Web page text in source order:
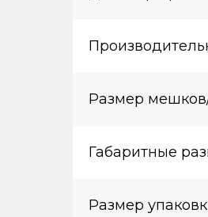
Размер
Габаритные
Размер